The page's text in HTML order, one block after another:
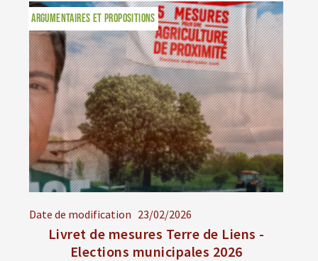
Date de modification 23/02/2026
Livret de mesures Terre de Liens -
Elections municipales 2026
ARGUMENTAIRES ET PROPOSITIONS